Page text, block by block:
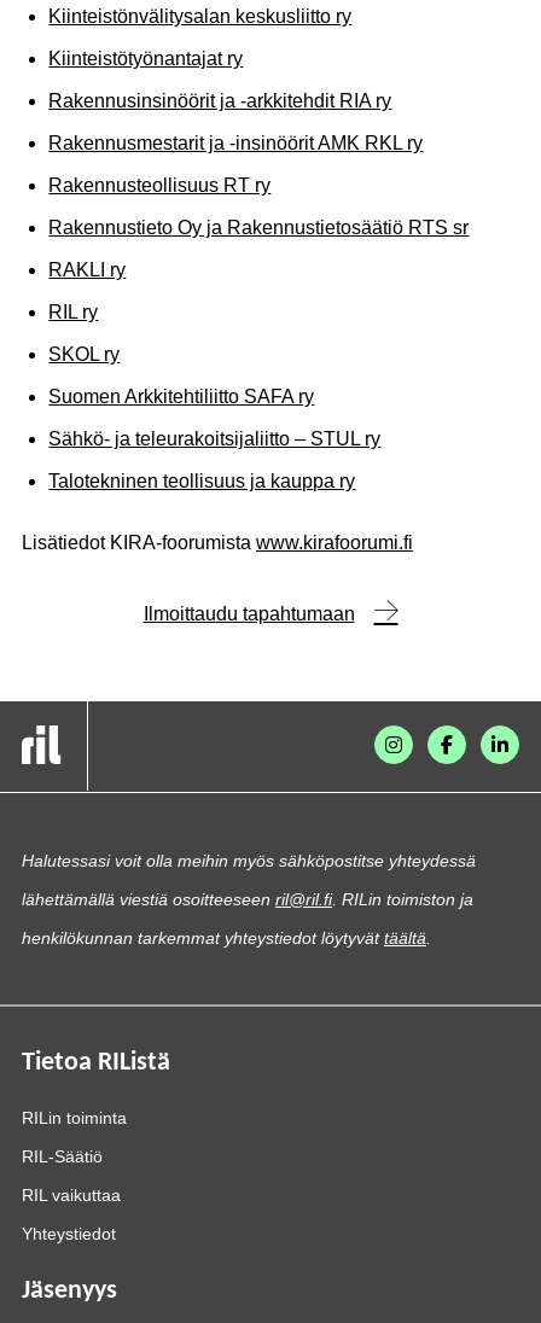
Kiinteistönvälitysalan keskusliitto ry
Kiinteistötyönantajat ry
Rakennusinsinöörit ja -arkkitehdit RIA ry
Rakennusmestarit ja -insinöörit AMK RKL ry
Rakennusteollisuus RT ry
Rakennustieto Oy ja Rakennustietosäätiö RTS sr
RAKLI ry
RIL ry
SKOL ry
Suomen Arkkitehtiliitto SAFA ry
Sähkö- ja teleurakoitsijaliitto – STUL ry
Talotekninen teollisuus ja kauppa ry
Lisätiedot KIRA-foorumista www.kirafoorumi.fi
Ilmoittaudu tapahtumaan
Halutessasi voit olla meihin myös sähköpostitse yhteydessä
lähettämällä viestiä osoitteeseen ril@ril.fi. RILin toimiston ja
henkilökunnan tarkemmat yhteystiedot löytyvättäältä
Tietoa RIListä
RILin toiminta
RIL-Säätiö
RIL vaikuttaa
Yhteystiedot
Jäsenyys